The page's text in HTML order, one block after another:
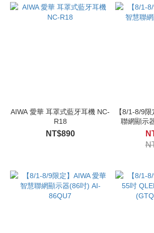
AIWA 愛華 耳罩式藍牙耳機 NC-
R18
NT$890
【8/1-8/9
聯網顯示